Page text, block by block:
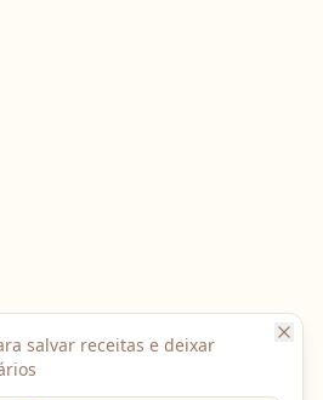
salvar receitas e deixar